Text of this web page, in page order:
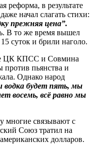
реформа, в результате
начал слагать стихи:
прежняя цена”.
В то же время вышел
суток и брили наголо.
ЦК КПСС и Совмина
пьянства и
Однако народ
водка будет пять, мы
восемь, всё равно мы
многие связывают с
Союз тратил на
долларов.